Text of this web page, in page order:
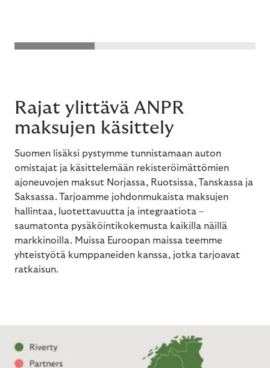
Rajat ylittävä ANPR
maksujen käsittely
Suomen lisäksi pystymme tunnistamaan auton
omistajat ja käsittelemään rekisteröimättömien
ajoneuvojen maksut Norjassa, Ruotsissa, Tanskassa ja
Saksassa. Tarjoamme johdonmukaista maksujen
hallintaa, luotettavuutta ja integraatiota –
saumatonta pysäköintikokemusta kaikilla näillä
markkinoilla. Muissa Euroopan maissa teemme
yhteistyötä kumppaneiden kanssa, jotka tarjoavat
ratkaisun.